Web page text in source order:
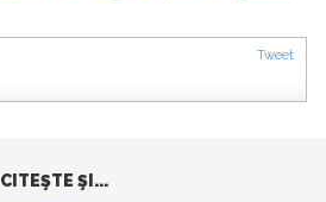
Tweet
CITEŞTE ŞI...